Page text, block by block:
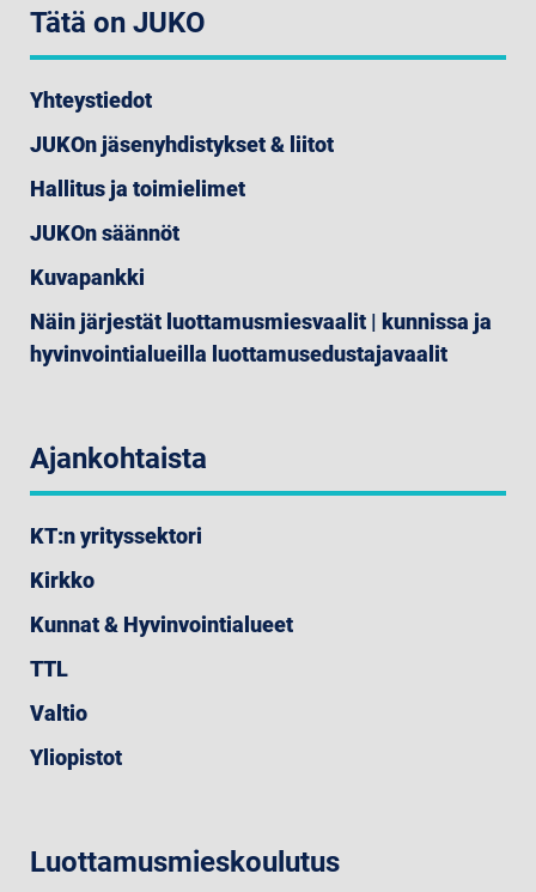
Tätä on JUKO
Yhteystiedot
JUKOn jäsenyhdistykset & liitot
Hallitus ja toimielimet
JUKOn säännöt
Kuvapankki
Näin järjestät luottamusmiesvaalit | kunnissa ja
hyvinvointialueilla luottamusedustajavaalit
Ajankohtaista
KT:n yrityssektori
Kirkko
Kunnat & Hyvinvointialueet
TTL
Valtio
Yliopistot
Luottamusmieskoulutus